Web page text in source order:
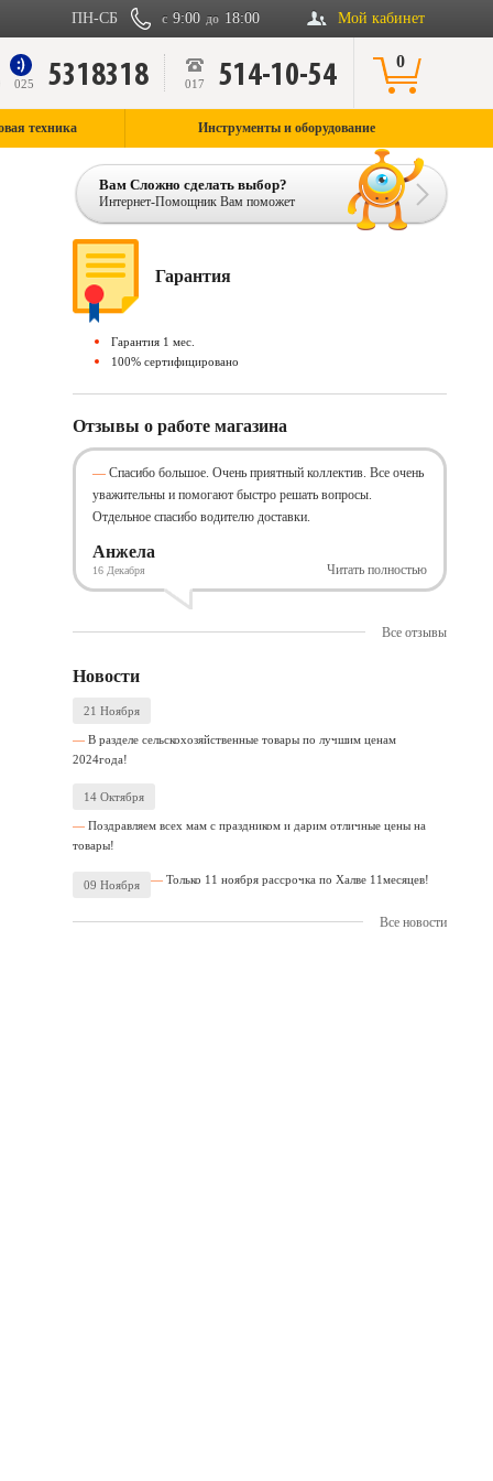
Мой кабинет
с 9:00 до 18:00
ПН-СБ
025 5318318 017 514-10-54 0
техника Инструменты и оборудование
Вам Сложно сделать выбор?
Интернет-Помощник Вам поможет
Гарантия
Гарантия 1 мес.
100% сертифицировано
Отзывы о работе магазина
Спасибо большое. Очень приятный коллектив. Все очень
уважительны и помогают быстро решать вопросы.
Отдельное спасибо водителю доставки.
Анжела
16 Декабря Читать полностью
Все отзывы
Новости
21 Ноября
В разделе сельскохозяйственные товары по лучшим ценам
2024года!
14 Октября
Поздравляем всех мам с праздником и дарим отличные цены на
товары!
09 Ноября Только 11 ноября рассрочка по Халве 11месяцев!
Все новости